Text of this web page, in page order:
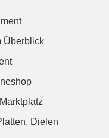
Überblick
Dielen